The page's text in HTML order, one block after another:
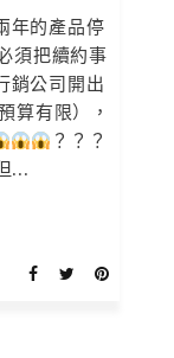
年的產品停
須把續約事
銷公司開出
算有限），
？？？
...